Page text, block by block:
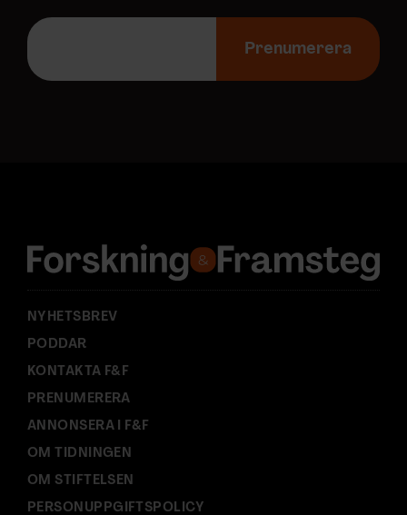
E
p
s
:
Prenumerera
NYHETSBREV
PODDAR
KONTAKTA F&F
PRENUMERERA
ANNONSERA I F&F
OM TIDNINGEN
OM STIFTELSEN
PERSONUPPGIFTSPOLICY